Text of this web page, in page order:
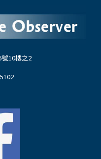
10樓之2